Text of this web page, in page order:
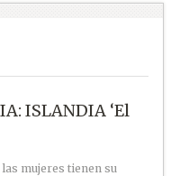
ISLANDIA ‘El
mujeres tienen su